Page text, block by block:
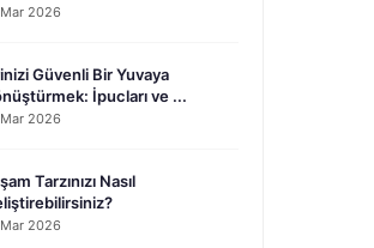
2026
Güvenli Bir Yuvaya
İpucları ve ...
2026
Tarzınızı Nasıl
2026